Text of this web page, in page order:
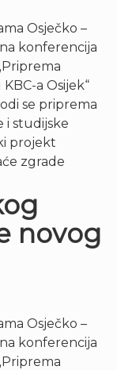
Osječko –
konferencija
a Osijek“
se priprema
i studijske
projekt
zgrade
novog
Osječko –
konferencija